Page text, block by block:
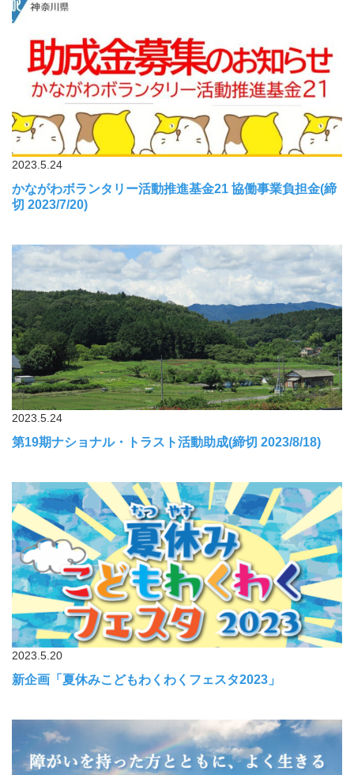
2023.5.24
かながわボランタリー活動推進基金21 協働事業負担金(締
切 2023/7/20)
2023.5.24
第19期ナショナル・トラスト活動助成(締切 2023/8/18)
2023.5.20
新企画「夏休みこどもわくわくフェスタ2023」